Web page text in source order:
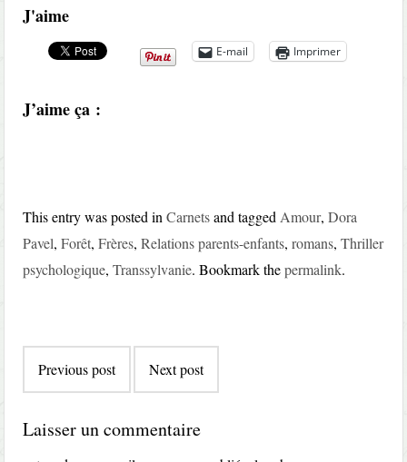
J'aime
E-mail Imprimer
J’aime ça :
This entry was posted inCarnetsand tagged Amour,Dora
Pavel,Forêt,Frères,Relations parents-enfants,romans,Thriller
psychologique,Transsylvanie. Bookmark thepermalink.
navigation
Previous post Next post
Laisser un commentaire